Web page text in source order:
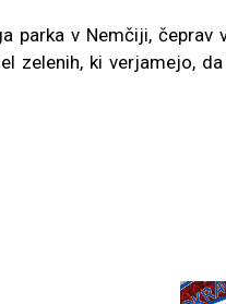
parka v Nemčiji,
zelenih, ki verjamejo,